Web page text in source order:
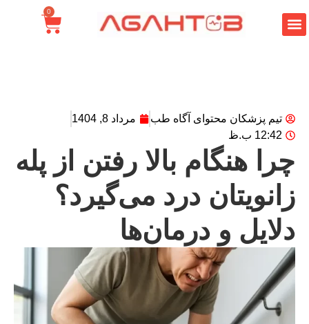
تیم پزشکان محتوای آگاه طب
مرداد 8, 1404
12:42 ب.ظ
هنگام بالا رفتن از پله
درد می‌گیرد؟
و درمان‌ها